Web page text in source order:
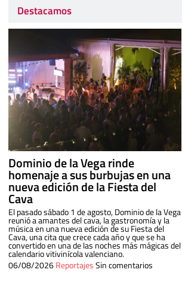
Destacamos
Dominio de la Vega rinde
homenaje a sus burbujas en una
nueva edición de la Fiesta del
Cava
El pasado sábado 1 de agosto, Dominio de la Vega
reunió a amantes del cava, la gastronomía y la
música en una nueva edición de su Fiesta del
Cava, una cita que crece cada año y que se ha
convertido en una de las noches más mágicas del
calendario vitivinícola valenciano.
06/08/2026ReportajesSin comentarios